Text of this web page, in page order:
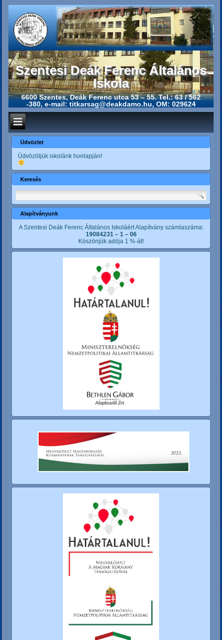
Szentesi Deák Ferenc Általános
Iskola
6600 Szentes, Deák Ferenc utca 53 – 55. Tel.: 63 / 562
-380, e-mail: titkarsag@deakdamo.hu, OM: 029624
Üdvözlet
Üdvözöljük iskolánk honlapján!
Keresés
Alapítványunk
A Szentesi Deák Ferenc Általános Iskoláért Alapítvány számlaszáma:
19084231 – 1 – 06
Köszönjük adója 1 %-át!